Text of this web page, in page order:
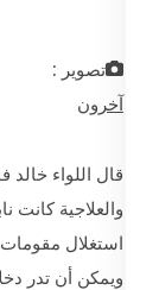
تصوير :
آخرون
قال اللواء
والعلاجية كانت
استغلال مقومات
ويمكن أن تدر